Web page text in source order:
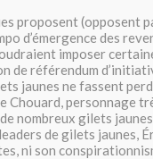
proposent (opposent
d’émergence des
imposer
de référendum
jaunes ne fassent
personnage
nombreux gilets
de gilets jaunes,
ni son